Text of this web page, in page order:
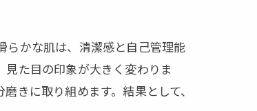
らかな肌は、清潔感と自己管理能
た目の印象が大きく変わりま
きに取り組めます。結果として、